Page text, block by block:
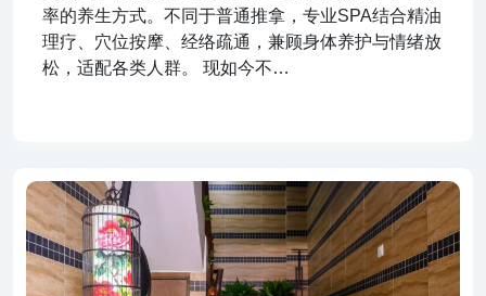
率的养生方式。不同于普通推拿，专业SPA结合精油
理疗、穴位按摩、经络疏通，兼顾身体养护与情绪放
松，适配各类人群。 现如今不…